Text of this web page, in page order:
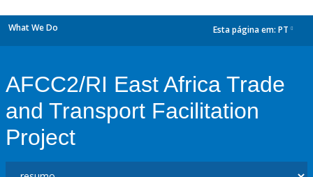
What We Do Esta página em: PT
AFCC2/RI East Africa Trade
and Transport Facilitation
Project